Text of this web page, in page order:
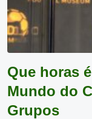
Que horas
Mundo do
Grupos